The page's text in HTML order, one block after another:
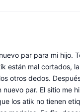
par para mi hijo.
están mal cortados,
otros dedos.
par. El sitio me
los atik no tienen